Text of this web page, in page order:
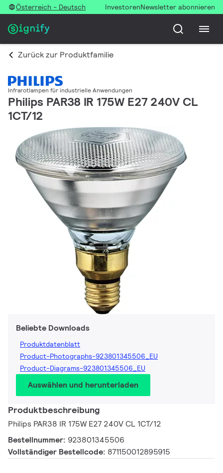
Österreich - Deutsch InvestorenNewsletter abonnieren
Zurück zur Produktfamilie
Infrarotlampen für industrielle Anwendungen
Philips PAR38 IR 175W E27 240V CL
1CT/12
Beliebte Downloads
Produktdatenblatt
Product-Photographs-923801345506_EU
Product-Diagrams-923801345506_EU
Auswählen und herunterladen
Produktbeschreibung
Philips PAR38 IR 175W E27 240V CL 1CT/12
Bestellnummer: 923801345506
Vollständiger Bestellcode: 871150012895915